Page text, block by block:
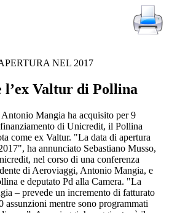
NEL 2017
l’ex Valtur di Pollina
Mangia ha acquisito per 9
di Unicredit, il Pollina
come ex Valtur. "La data di apertura
ha annunciato Sebastiano Musso,
nel corso di una conferenza
di Aeroviaggi, Antonio Mangia, e
e deputato Pd alla Camera. "La
– prevede un incremento di fatturato
mentre sono programmati